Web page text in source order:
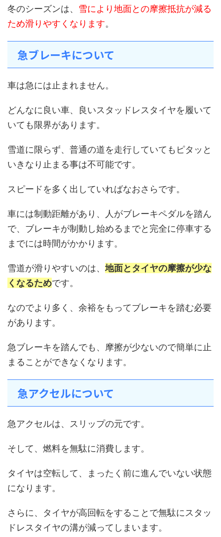
冬のシーズンは、 雪により地面との摩擦抵抗が減る
ため滑りやすくなります。
急ブレーキについて
車は急には止まれません。
どんなに良い車、良いスタッドレスタイヤを履いて
いても限界があります。
雪道に限らず、普通の道を走行していてもピタッと
いきなり止まる事は不可能です。
スピードを多く出していればなおさらです。
車には制動距離があり、人がブレーキペダルを踏ん
で、ブレーキが制動し始めるまでと完全に停車する
までには時間がかかります。
雪道が滑りやすいのは、地面とタイヤの摩擦が少な
くなるためです。
なのでより多く、余裕をもってブレーキを踏む必要
があります。
急ブレーキを踏んでも、摩擦が少ないので簡単に止
まることができなくなります。
急アクセルについて
急アクセルは、スリップの元です。
そして、燃料を無駄に消費します。
タイヤは空転して、まったく前に進んでいない状態
になります。
さらに、タイヤが高回転をすることで無駄にスタッ
ドレスタイヤの溝が減ってしまいます。